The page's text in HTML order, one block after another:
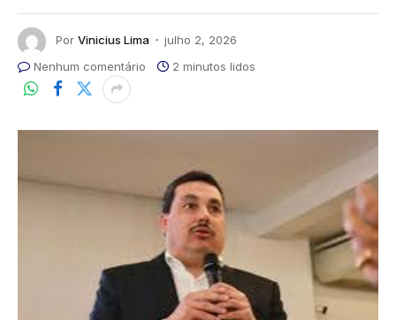
Por Vinicius Lima
julho 2, 2026
Nenhum comentário
2 minutos lidos